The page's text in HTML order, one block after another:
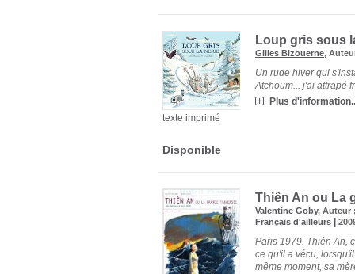
texte imprimé
Loup gris sous
Gilles Bizouerne,
Un rude hiver qui
Atchoum... j'ai attrapé
Plus
Disponible
Thiên An ou La
Valentine Goby, Auteur
Français d'ailleurs |
Paris 1979. Thiên An,
ce qu'il a vécu,
même moment, sa